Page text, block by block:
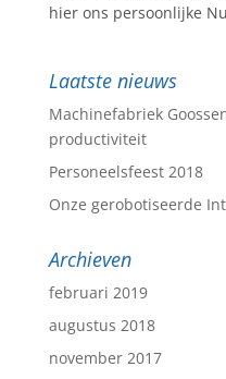
hier ons persoonlijke
Laatste nieuws
Machinefabriek
productiviteit
Personeelsfeest 2018
Onze gerobotiseerde
Archieven
februari 2019
augustus 2018
november 2017